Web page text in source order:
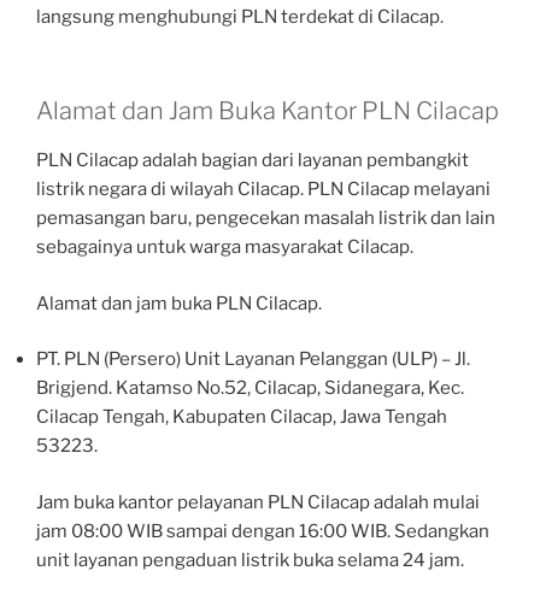
langsung menghubungi PLN terdekat di Cilacap.
Alamat dan Jam Buka Kantor PLN Cilacap
PLN Cilacap adalah bagian dari layanan pembangkit
listrik negara di wilayah Cilacap. PLN Cilacap melayani
pemasangan baru, pengecekan masalah listrik dan lain
sebagainya untuk warga masyarakat Cilacap.
Alamat dan jam buka PLN Cilacap.
PT. PLN (Persero) Unit Layanan Pelanggan (ULP) – Jl.
Brigjend. Katamso No.52, Cilacap, Sidanegara, Kec.
Cilacap Tengah, Kabupaten Cilacap, Jawa Tengah
53223.
Jam buka kantor pelayanan PLN Cilacap adalah mulai
jam 08:00 WIB sampai dengan 16:00 WIB. Sedangkan
unit layanan pengaduan listrik buka selama 24 jam.